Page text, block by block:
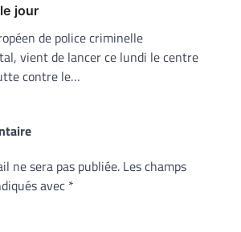
jour
de police criminelle
vient de lancer ce lundi le centre
contre le…
ne sera pas publiée. Les champs
avec *